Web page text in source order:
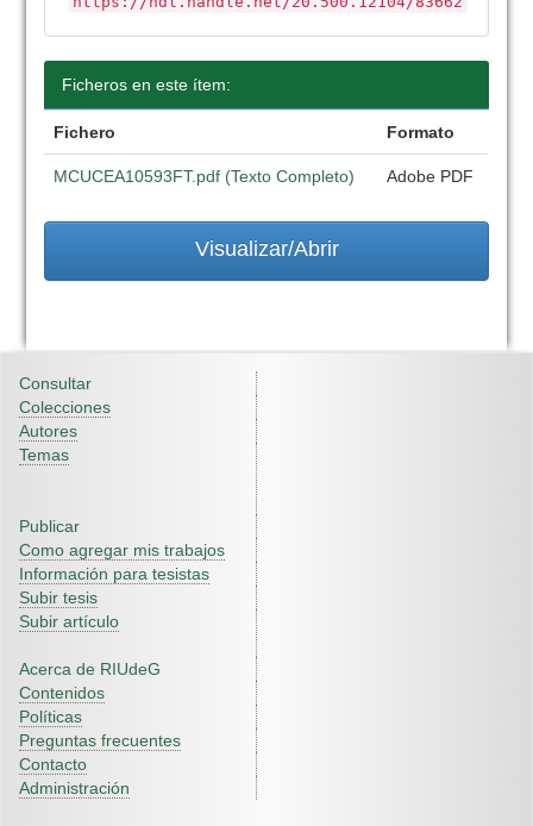
Ficheros en este ítem:
Fichero Formato
MCUCEA10593FT.pdf (Texto Completo) Adobe PDF
Visualizar/Abrir
Consultar
Colecciones
Autores
Temas
Publicar
Como agregar mis trabajos
Información para tesistas
Subir tesis
Subir artículo
Acerca de RIUdeG
Contenidos
Políticas
Preguntas frecuentes
Contacto
Administración